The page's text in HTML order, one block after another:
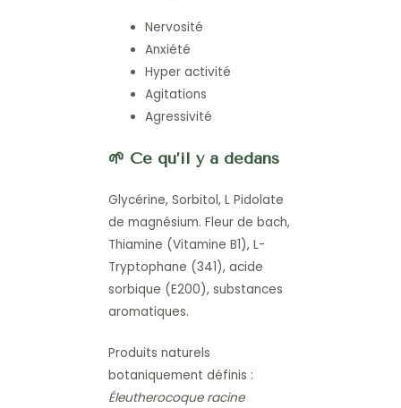
Nervosité
Anxiété
Hyper activité
Agitations
Agressivité
🌱 Ce qu’il y a dedans
Glycérine, Sorbitol, L Pidolate
de magnésium. Fleur de bach,
Thiamine (Vitamine B1), L-
Tryptophane (341), acide
sorbique (E200), substances
aromatiques.
Produits naturels
botaniquement définis :
Éleutherocoque racine